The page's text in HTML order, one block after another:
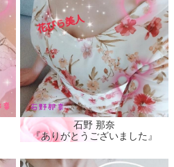
石野 那奈
『ありがとうございました』